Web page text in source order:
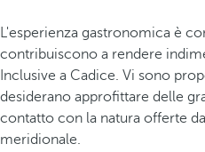
L'esperienza gastronomica è
contribuiscono a rendere
Inclusive a Cadice. Vi sono
desiderano approfittare delle
contatto con la natura offerte
meridionale.